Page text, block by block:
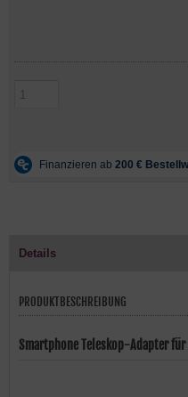
Details
PRODUKTBESCHREIBUNG
Smartphone Teleskop-Adapter